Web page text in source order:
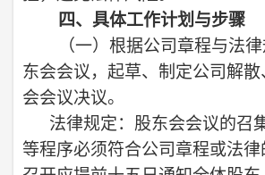
四、具体工作计划与步骤
（一） 根据公司章程与法
东会会议，起草、制定公司解
会会议决议。
法律规定：股东会会议的召
等程序必须符合公司章程或法律